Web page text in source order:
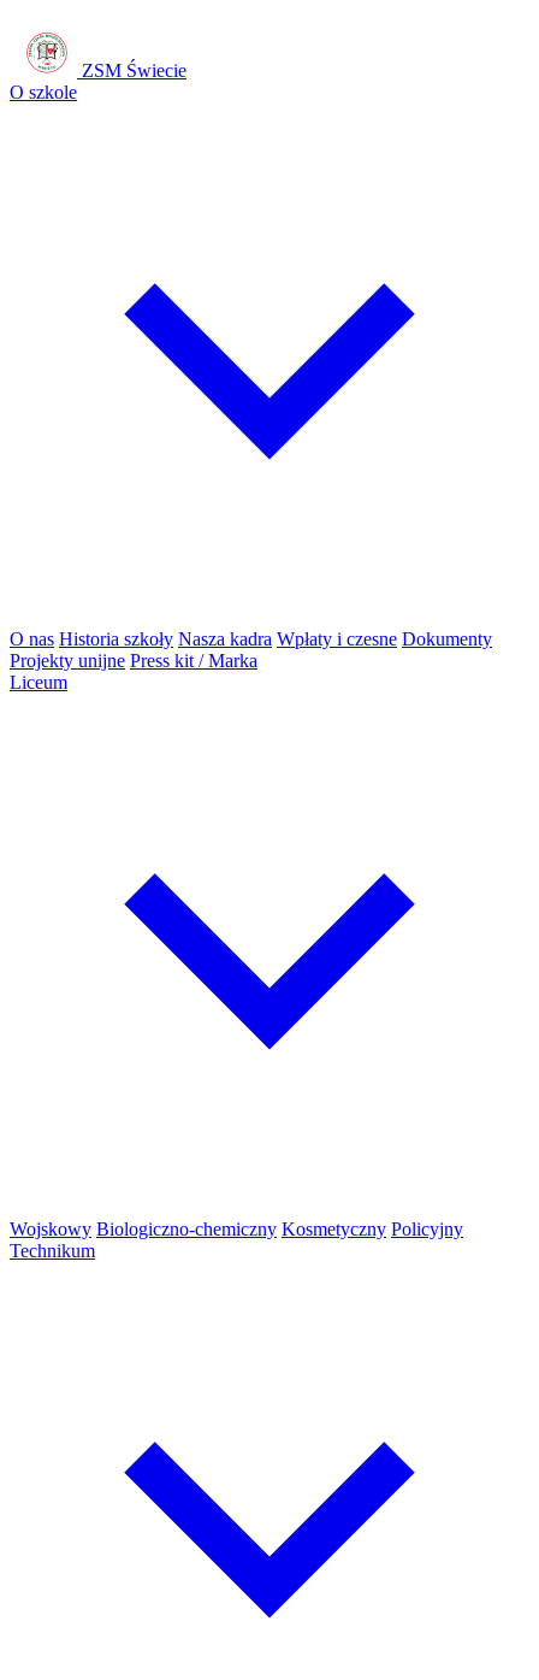
ZSM Świecie
O szkole
O nas Historia szkoły Nasza kadra Wpłaty i czesne Dokumenty
Projekty unijne Press kit / Marka
Liceum
Wojskowy Biologiczno-chemiczny Kosmetyczny Policyjny
Technikum